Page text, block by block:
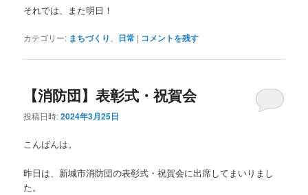
それでは、また明日！
カテゴリー: まちづくり、 日常 | コメントを残す
【消防団】表彰式・祝賀会
投稿日時:2024年3月25日
こんばんは。
昨日は、新城市消防団の表彰式・祝賀会に出席してまいりまし
た。